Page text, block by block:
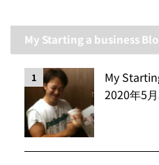
My Starting a business
1
My
2020年5